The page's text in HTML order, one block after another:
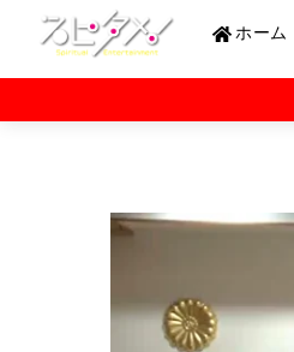
ホーム
ノンデュアリティ
阿雲の呼吸